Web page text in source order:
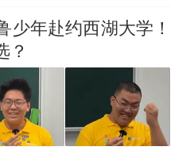
少年赴约西湖大学！
？